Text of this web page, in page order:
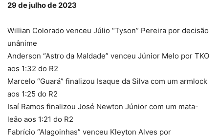
29 de julho de 2023
Willian Colorado venceu Júlio “Tyson” Pereira por decisão
unânime
Anderson “Astro da Maldade” venceu Júnior Melo por TKO
aos 1:32 do R2
Marcelo “Guará” finalizou Isaque da Silva com um armlock
aos 1:25 do R2
Isaí Ramos finalizou José Newton Júnior com um mata-
leão aos 1:21 do R2
Fabrício “Alagoinhas” venceu Kleyton Alves por